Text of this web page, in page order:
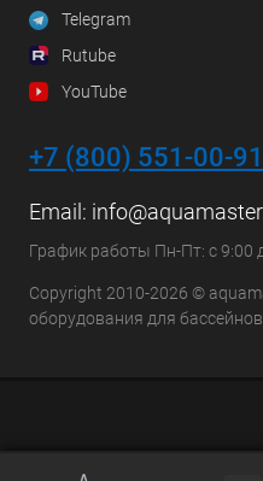
Telegram
Rutube
YouTube
+7 (800) 551-00-91
Email:
График работы Пн-Пт: с 9:00
Copyright 2010-2026 ©
оборудования для